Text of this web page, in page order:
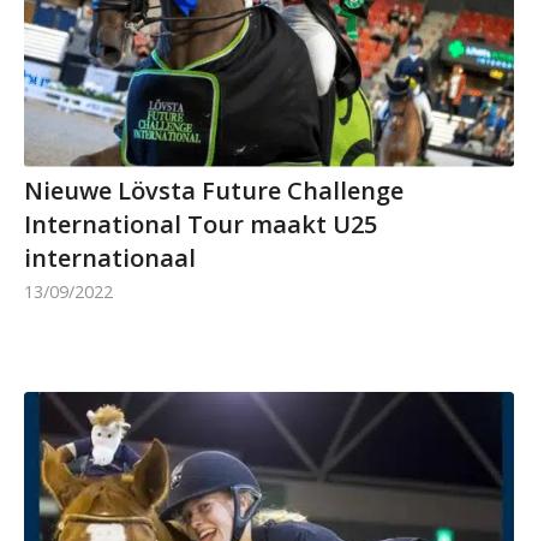
Nieuwe Lövsta Future Challenge
International Tour maakt U25
internationaal
13/09/2022